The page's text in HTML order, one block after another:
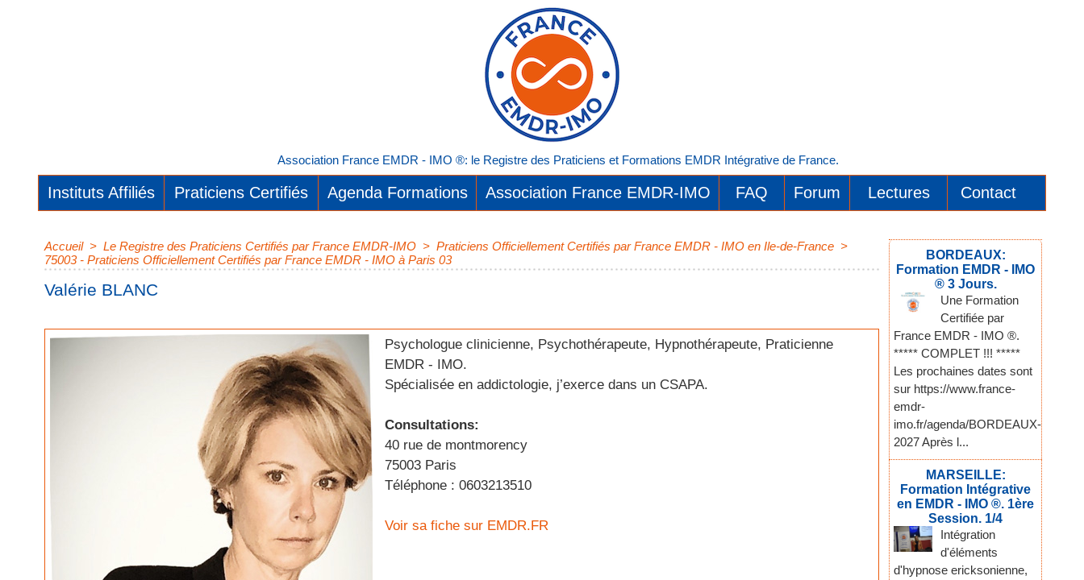
Association France EMDR - IMO ®: le Registre des Praticiens et Formations EMDR Intégrative de France.
Instituts Affiliés Praticiens Certifiés Agenda Formations Association France EMDR-IMO FAQ Forum Lectures Contact
Accueil > Le Registre des Praticiens Certifiés par France EMDR-IMO > Praticiens Officiellement Certifiés par France EMDR - IMO en Ile-de-France >
75003 - Praticiens Officiellement Certifiés par France EMDR - IMO à Paris 03
Valérie BLANC
Psychologue clinicienne, Psychothérapeute, Hypnothérapeute, Praticienne
EMDR - IMO.
Spécialisée en addictologie, j’exerce dans un CSAPA.
Consultations:
40 rue de montmorency
75003 Paris
Téléphone : 0603213510
Voir sa fiche sur EMDR.FR
BORDEAUX:
Formation EMDR - IMO
® 3 Jours.
Une Formation
Certifiée par
France EMDR - IMO ®.
***** COMPLET !!! *****
Les prochaines dates sont
sur https://www.france-
emdr-
imo.fr/agenda/BORDEAUX-
2027 Après l...
MARSEILLE:
Formation Intégrative
en EMDR - IMO ®. 1ère
Session. 1/4
Intégration
d'éléments
d'hypnose ericksonienne,